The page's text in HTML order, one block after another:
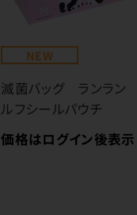
NEW
滅菌バッグ ランラ
ルフシールパウチ
価格はログイン後表示